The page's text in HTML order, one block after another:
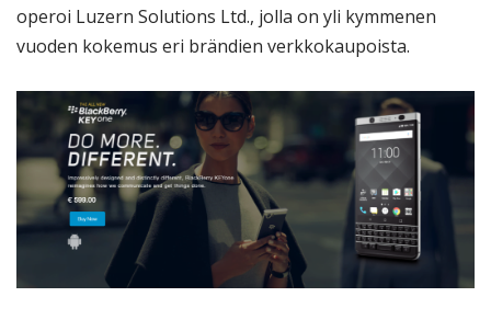
operoi Luzern Solutions Ltd., jolla on yli kymmenen
vuoden kokemus eri brändien verkkokaupoista.